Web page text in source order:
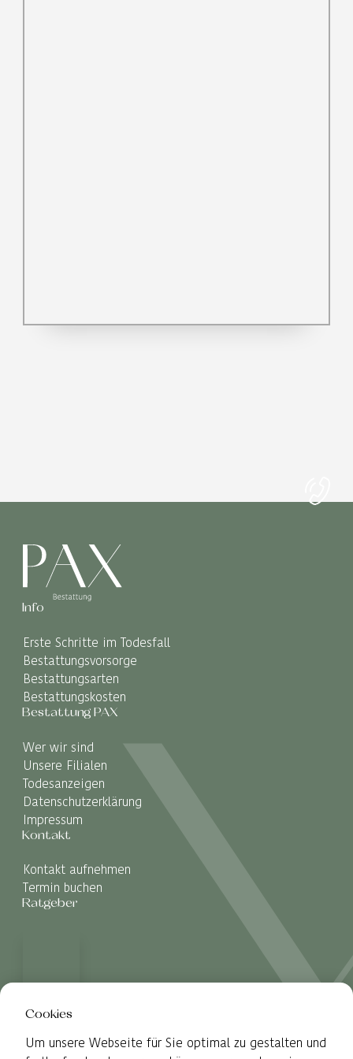
Info
Erste Schritte im Todesfall
Bestattungsvorsorge
Bestattungsarten
Bestattungskosten
Bestattung PAX
Wer wir sind
Unsere Filialen
Todesanzeigen
Datenschutzerklärung
Impressum
Kontakt
Kontakt aufnehmen
Termin buchen
Ratgeber
Cookies
Um unsere Webseite für Sie optimal zu gestalten und